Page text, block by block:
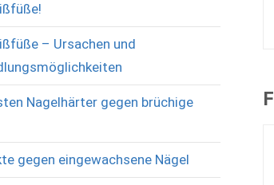
– Ursachen und
Nagelhärter gegen brüchige
gegen eingewachsene Nägel